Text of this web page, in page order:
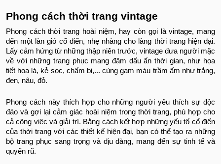
Phong cách thời trang vintage
Phong cách thời trang hoài niệm, hay còn gọi là vintage, mang
đến một làn gió cổ điển, nhẹ nhàng cho làng thời trang hiện đại.
Lấy cảm hứng từ những thập niên trước, vintage đưa người mặc
về với những trang phục mang đậm dấu ấn thời gian, như họa
tiết hoa lá, kẻ sọc, chấm bi,... cùng gam màu trầm ấm như trắng,
đen, nâu, đỏ.
Phong cách này thích hợp cho những người yêu thích sự độc
đáo và gợi lại cảm giác hoài niệm trong thời trang, phù hợp cho
cả công việc và giải trí. Bằng cách kết hợp những yếu tố cổ điển
của thời trang với các thiết kế hiện đại, bạn có thể tạo ra những
bộ trang phục sang trọng và dịu dàng, mang đến sự tinh tế và
quyến rũ.